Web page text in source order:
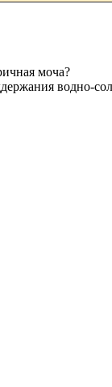
моча?
водно-